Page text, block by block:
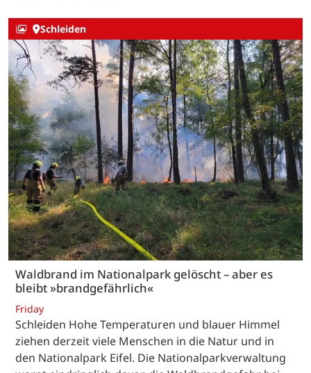
Schleiden
Waldbrand im Nationalpark gelöscht – aber es
bleibt »brandgefährlich«
Friday
Schleiden Hohe Temperaturen und blauer Himmel
ziehen derzeit viele Menschen in die Natur und in
den Nationalpark Eifel. Die Nationalparkverwaltung